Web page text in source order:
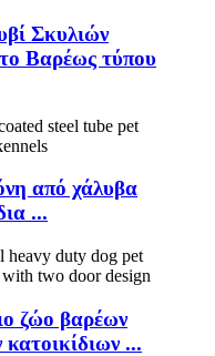
Σκυλιών
Βαρέως τύπου
από χάλυβα
...
ζώο βαρέων
...